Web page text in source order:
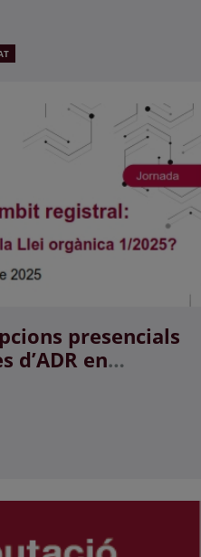
presencials
d’ADR en